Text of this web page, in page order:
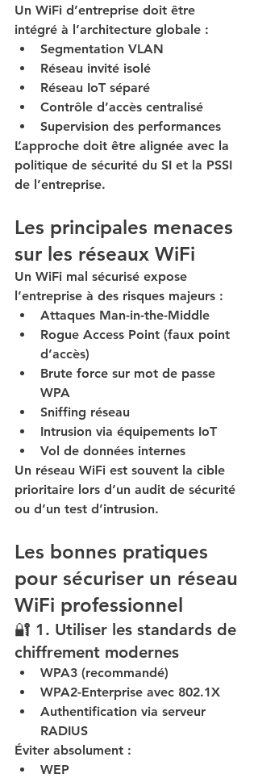
Un WiFi d’entreprise doit être
intégré à l’architecture globale :
Segmentation VLAN
Réseau invité isolé
Réseau IoT séparé
Contrôle d’accès centralisé
Supervision des performances
L’approche doit être alignée avec la
politique de sécurité du SI et la PSSI
de l’entreprise.
Les principales menaces
sur les réseaux WiFi
Un WiFi mal sécurisé expose
l’entreprise à des risques majeurs :
Attaques Man-in-the-Middle
Rogue Access Point (faux point
d’accès)
Brute force sur mot de passe
WPA
Sniffing réseau
Intrusion via équipements IoT
Vol de données internes
Un réseau WiFi est souvent la cible
prioritaire lors d’un audit de sécurité
ou d’un test d’intrusion.
Les bonnes pratiques
pour sécuriser un réseau
WiFi professionnel
🔐 1. Utiliser les standards de
chiffrement modernes
WPA3 (recommandé)
WPA2-Enterprise avec 802.1X
Authentification via serveur
RADIUS
Éviter absolument :
WEP